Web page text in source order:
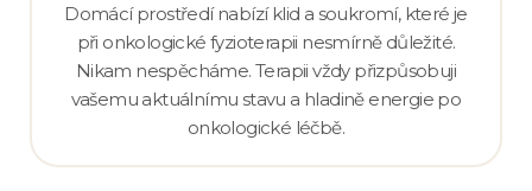
Domácí prostředí nabízí klid a soukromí, které je
při onkologické fyzioterapii nesmírně důležité.
Nikam nespěcháme. Terapii vždy přizpůsobuji
vašemu aktuálnímu stavu a hladině energie po
onkologické léčbě.